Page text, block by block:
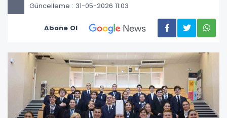
Güncelleme : 31-05-2026 11:03
Abone Ol